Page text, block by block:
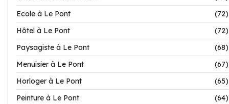
Ecole à Le Pont
(72)
Hôtel à Le Pont
(72)
Paysagiste à Le Pont
(68)
Menuisier à Le Pont
(67)
Horloger à Le Pont
(65)
Peinture à Le Pont
(64)